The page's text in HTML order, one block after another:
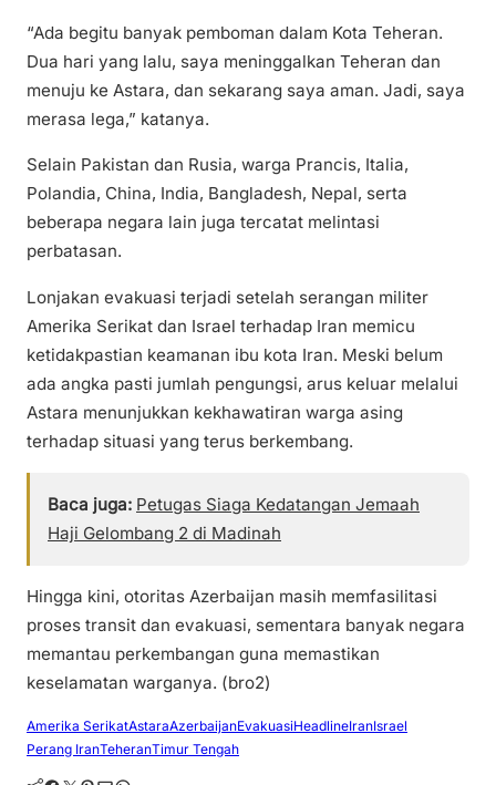
“Ada begitu banyak pemboman dalam Kota Teheran.
Dua hari yang lalu, saya meninggalkan Teheran dan
menuju ke Astara, dan sekarang saya aman. Jadi, saya
merasa lega,” katanya.
Selain Pakistan dan Rusia, warga Prancis, Italia,
Polandia, China, India, Bangladesh, Nepal, serta
beberapa negara lain juga tercatat melintasi
perbatasan.
Lonjakan evakuasi terjadi setelah serangan militer
Amerika Serikat dan Israel terhadap Iran memicu
ketidakpastian keamanan ibu kota Iran. Meski belum
ada angka pasti jumlah pengungsi, arus keluar melalui
Astara menunjukkan kekhawatiran warga asing
terhadap situasi yang terus berkembang.
Baca juga: Petugas Siaga Kedatangan Jemaah
Haji Gelombang 2 di Madinah
Hingga kini, otoritas Azerbaijan masih memfasilitasi
proses transit dan evakuasi, sementara banyak negara
memantau perkembangan guna memastikan
keselamatan warganya. (bro2)
Amerika SerikatAstaraAzerbaijanEvakuasiHeadlineIranIsrael
Perang IranTeheranTimur Tengah